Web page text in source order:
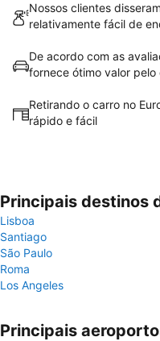
Nossos clientes
relativamente fácil de
De acordo com as
fornece ótimo valor pelo
Retirando o carro no
rápido e fácil
Principais destinos
Lisboa
Santiago
São Paulo
Roma
Los Angeles
Principais